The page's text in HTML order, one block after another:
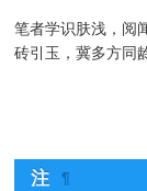
笔者学识肤浅，阅
砖引玉，冀多方同
注 ¶